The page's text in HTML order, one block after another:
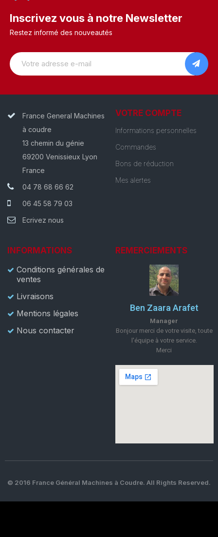
Inscrivez vous à notre Newsletter
Restez informé des nouveautés
France General Machines
à coudre
13 chemin du génie
69200 Venissieux Lyon
France
04 78 68 66 62
06 45 58 79 03
Ecrivez nous
VOTRE COMPTE
Informations personnelles
Commandes
Bons de réduction
Mes alertes
INFORMATIONS
Conditions générales de
ventes
Livraisons
Mentions légales
Nous contacter
REMERCIEMENTS
Ben Zaara Arafet
Manager
Bonjour merci de votre visite, toute
l'équipe à votre service.
Merci
© 2016 France Général Machines à Coudre. All Rights Reserved.